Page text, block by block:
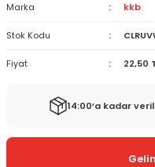
Marka kkb
Stok Kodu
Fiyat 22,50
14:00’a kadar